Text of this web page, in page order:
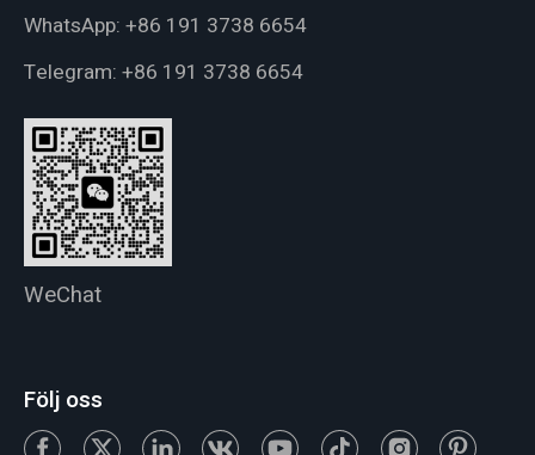
WhatsApp: +86 191 3738 6654
Telegram: +86 191 3738 6654
WeChat
Följ oss